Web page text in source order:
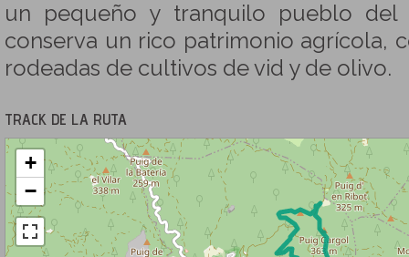
un pequeño y tranquilo pueblo del
conserva un rico patrimonio agrícola,
rodeadas de cultivos de vid y de olivo.
TRACK DE LA RUTA
+
−